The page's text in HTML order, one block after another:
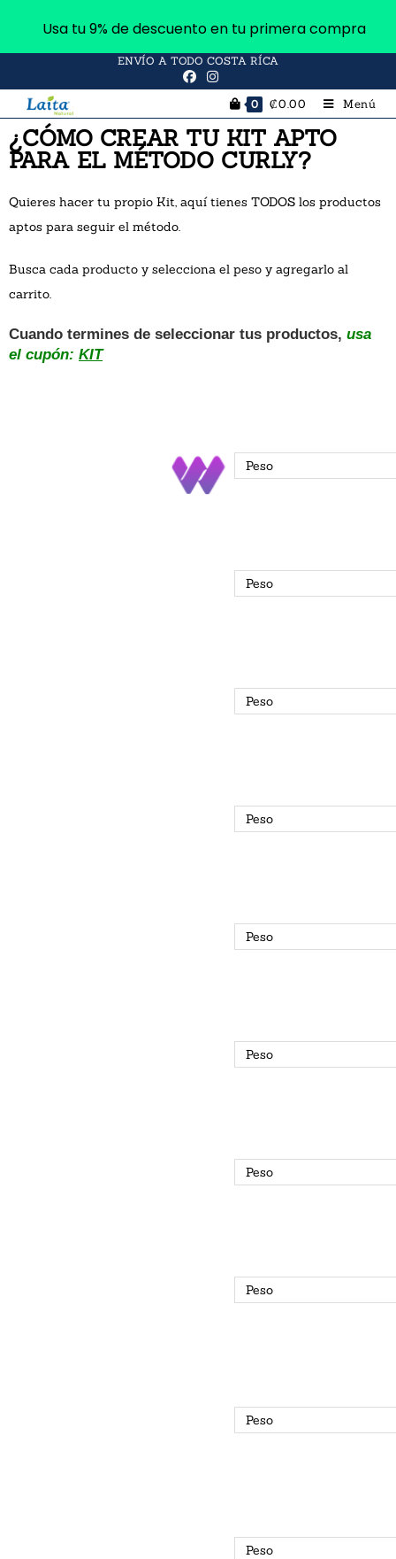
ENVÍO A TODO COSTA RÍCA
0 ₡0.00 Menú
¿CÓMO CREAR TU KIT APTO
PARA EL MÉTODO CURLY?
Quieres hacer tu propio Kit, aquí tienes TODOS los productos
aptos para seguir el método.
Busca cada producto y selecciona el peso y agregarlo al
carrito.
Cuando termines de seleccionar tus productos, usa
el cupón: KIT
Usa tu 9% de descuento en tu primera compra